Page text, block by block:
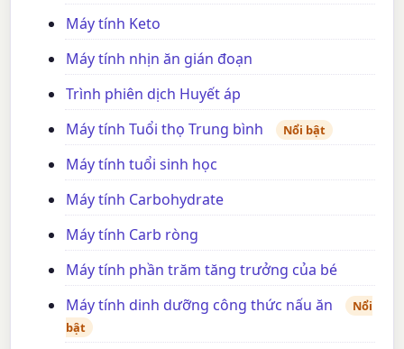
Máy tính Keto
Máy tính nhịn ăn gián đoạn
Trình phiên dịch Huyết áp
Máy tính Tuổi thọ Trung bình
Nổi bật
Máy tính tuổi sinh học
Máy tính Carbohydrate
Máy tính Carb ròng
Máy tính phần trăm tăng trưởng của bé
Máy tính dinh dưỡng công thức nấu ăn
Nổi
bật